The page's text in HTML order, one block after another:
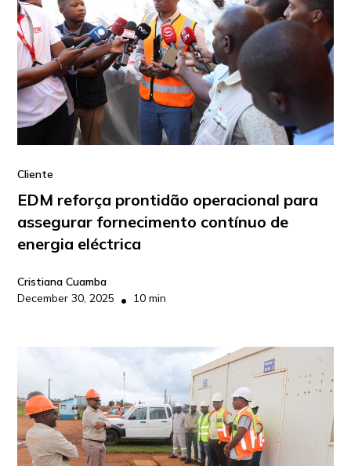
Cliente
EDM reforça prontidão operacional para
assegurar fornecimento contínuo de
energia eléctrica
Cristiana Cuamba
December 30, 2025 • 10 min